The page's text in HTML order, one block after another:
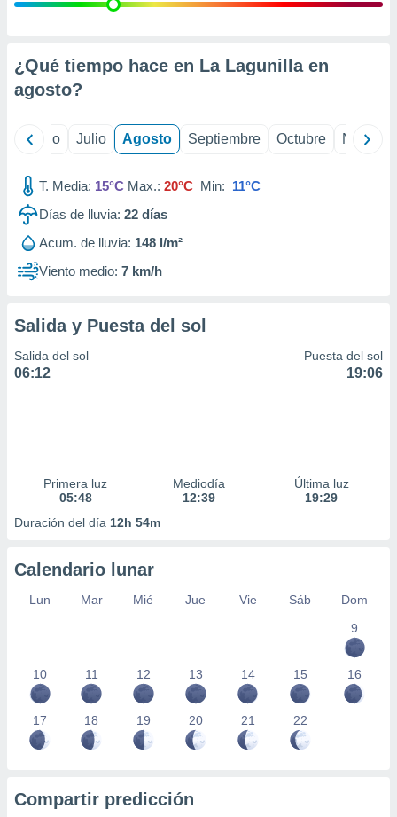
e
mediante
de
1199
¿Qué tiempo hace en La Lagunilla en
agosto?
Junio Julio Agosto Septiembre Octubre
T. Media: 15°C Max.: 20°C Min: 11°C
Días de lluvia: 22 días
Acum. de lluvia: 148 l/m²
Viento medio: 7 km/h
Salida y Puesta del sol
Salida del sol
06:12
Puesta del sol
19:06
Primera luz
05:48
Mediodía
12:39
Última luz
19:29
Duración del día 12h 54m
Calendario lunar
Lun Mar Mié Jue Vie Sáb
Dom
9
10 11 12 13 14 15 16
17 18 19 20 21 22
Compartir predicción